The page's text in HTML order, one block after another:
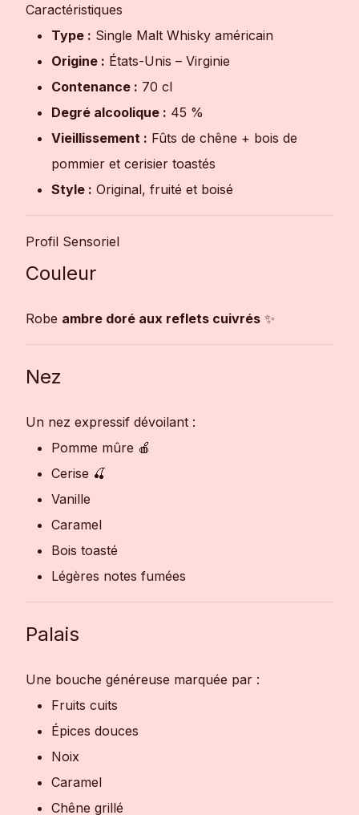
Caractéristiques
Type : Single Malt Whisky américain
Origine : États-Unis – Virginie
Contenance : 70 cl
Degré alcoolique : 45 %
Vieillissement : Fûts de chêne + bois de
pommier et cerisier toastés
Style : Original, fruité et boisé
Profil Sensoriel
Couleur
Robe ambre doré aux reflets cuivrés ✨
Nez
Un nez expressif dévoilant :
Pomme mûre 🍎
Cerise 🍒
Vanille
Caramel
Bois toasté
Légères notes fumées
Palais
Une bouche généreuse marquée par :
Fruits cuits
Épices douces
Noix
Caramel
Chêne grillé